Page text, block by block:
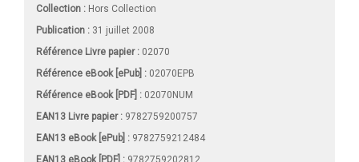
Collection : Hors Collection
Publication : 31 juillet 2008
Référence Livre papier : 02070
Référence eBook [ePub] : 02070EPB
Référence eBook [PDF] : 02070NUM
EAN13 Livre papier : 9782759200757
EAN13 eBook [ePub] : 9782759212484
EAN13 eBook [PDF] : 9782759202812